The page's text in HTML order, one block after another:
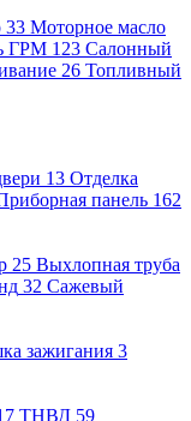
33 Моторное масло
ГРМ 123 Салонный
26 Топливный
13 Отделка
панель 162
25 Выхлопная труба
32 Сажевый
зажигания 3
ТНВД 59